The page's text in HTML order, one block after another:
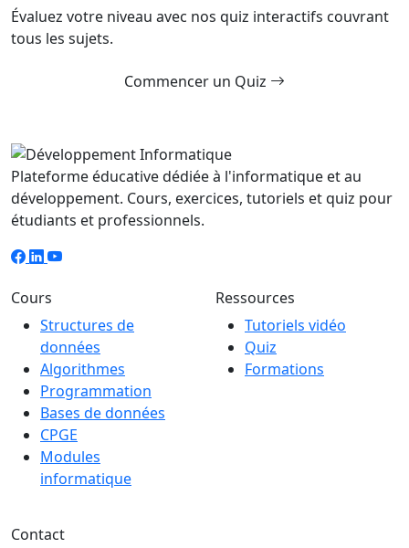
Évaluez votre niveau avec nos quiz interactifs couvrant
tous les sujets.
Commencer un Quiz
Plateforme éducative dédiée à l'informatique et au
développement. Cours, exercices, tutoriels et quiz pour
étudiants et professionnels.
Cours
Structures de
données
Algorithmes
Programmation
Bases de données
CPGE
Modules
informatique
Ressources
Tutoriels vidéo
Quiz
Formations
Contact